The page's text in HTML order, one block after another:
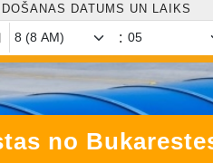
DATUMS UN LAIKS
:
no